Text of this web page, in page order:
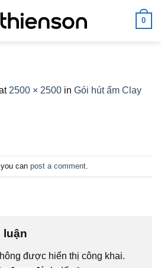
0
2500 × 2500 in Gói hút ẩm Clay
can post a comment
luận
được hiển thị công khai.